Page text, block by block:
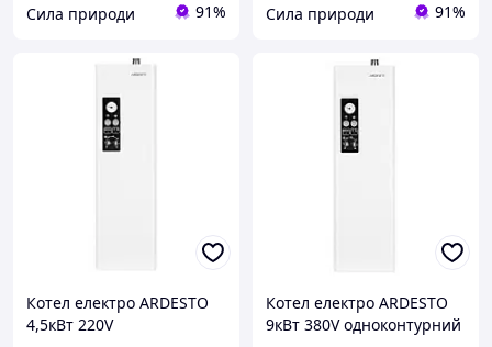
Сила природи 91% Сила природи 91%
Котел електро ARDESTO
4,5кВт 220V
Котел електро ARDESTO
9кВт 380V одноконтурний